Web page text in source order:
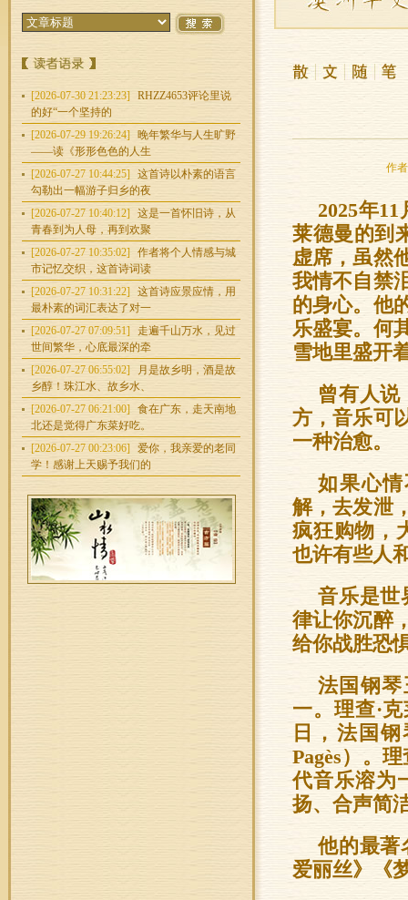
[2026-07-30 21:23:23]
RHZZ4653评论里说
的好“一个坚持的
[2026-07-29 19:26:24]
晚年繁华与人生旷野
——读《形形色色的人生
[2026-07-27 10:44:25]
这首诗以朴素的语言
勾勒出一幅游子归乡的夜
[2026-07-27 10:40:12]
这是一首怀旧诗，从
青春到为人母，再到欢聚
[2026-07-27 10:35:02]
作者将个人情感与城
市记忆交织，这首诗词读
[2026-07-27 10:31:22]
这首诗应景应情，用
最朴素的词汇表达了对一
[2026-07-27 07:09:51]
走遍千山万水，见过
世间繁华，心底最深的牵
[2026-07-27 06:55:02]
月是故乡明，酒是故
乡醇！珠江水、故乡水、
[2026-07-27 06:21:00]
食在广东，走天南地
北还是觉得广东菜好吃。
[2026-07-27 00:23:06]
爱你，我亲爱的老同
学！感谢上天赐予我们的
作
2025年
莱德曼的到
虚席，虽然
我情不自禁
的身心。他
乐盛宴。何
雪地里盛开
曾有人说
方，音乐可
一种治愈。
如果心
解，去发泄
疯狂购物，
也许有些人
音乐是世
律让你沉醉
给你战胜恐
法国钢
一。理查·
日，法国
Pagès）。
代音乐溶为
扬、合声简
他的最著
爱丽丝》《